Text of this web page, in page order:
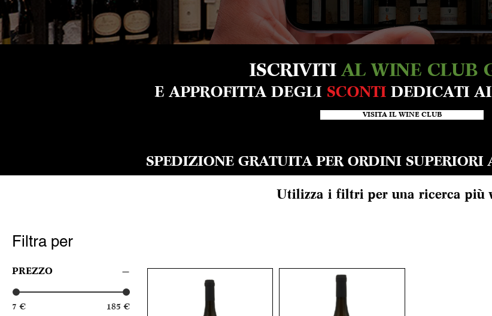
ISCRIVITIAL WINE CLUB
E APPROFITTA DEGLI SCONTI DEDICATI
VISITA IL WINE CLUB
SPEDIZIONE GRATUITA PER ORDINI SUPERIORI
Utilizza i filtri per una ricerca più
Filtra per
PREZZO
7 € 185 €